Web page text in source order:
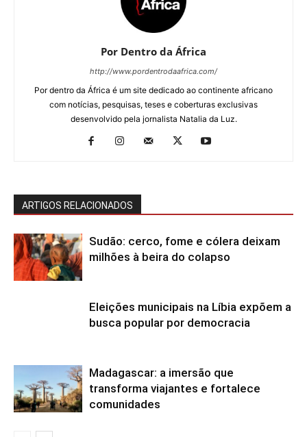
Por Dentro da África
http://www.pordentrodaafrica.com/
Por dentro da África é um site dedicado ao continente africano
com notícias, pesquisas, teses e coberturas exclusivas
desenvolvido pela jornalista Natalia da Luz.
ARTIGOS RELACIONADOS
Sudão: cerco, fome e cólera deixam
milhões à beira do colapso
Eleições municipais na Líbia expõem a
busca popular por democracia
Madagascar: a imersão que
transforma viajantes e fortalece
comunidades